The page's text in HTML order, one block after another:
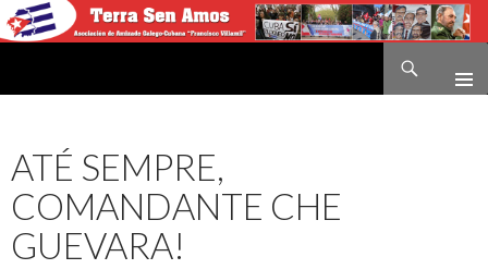
ATÉ SEMPRE,
COMANDANTE CHE
GUEVARA!